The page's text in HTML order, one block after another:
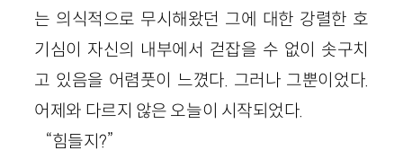
는 의식적으로 무시해왔던 그에 대한 강렬한 호
기심이 자신의 내부에서 걷잡을 수 없이 솟구치
고 있음을 어렴풋이 느꼈다. 그러나 그뿐이었다.
어제와 다르지 않은 오늘이 시작되었다.
“힘들지?”